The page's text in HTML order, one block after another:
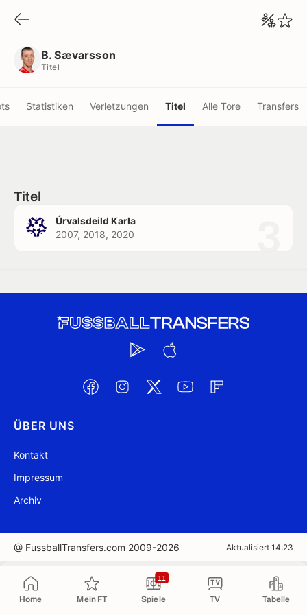
Home Mein FT Spiele
11
TV Tabelle
B. Sævarsson
Titel
Statistiken Verletzungen Titel Alle Tore Transfers
Titel
Úrvalsdeild Karla
2007, 2018, 2020
ÜBER UNS
Kontakt
Impressum
Archiv
@ FussballTransfers.com 2009-2026 Aktualisiert 14:23
In die Zwischenablage kopiert